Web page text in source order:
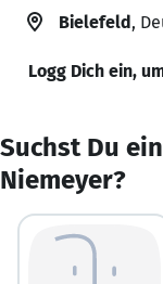
Bielefeld,
Logg Dich ein,
Suchst Du
Niemeyer?